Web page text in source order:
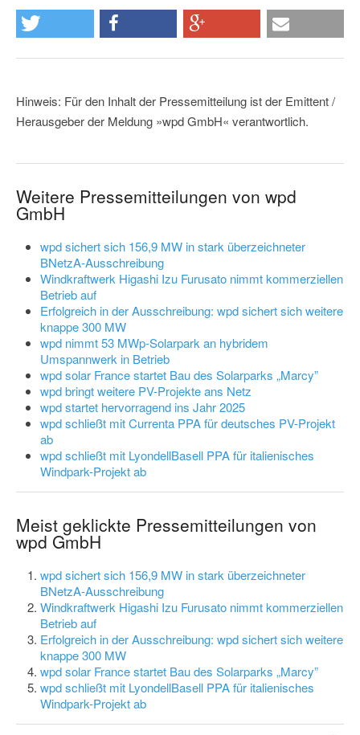
Hinweis: Für den Inhalt der Pressemitteilung ist der Emittent /
Herausgeber der Meldung »wpd GmbH« verantwortlich.
Weitere Pressemitteilungen von wpd
GmbH
wpd sichert sich 156,9 MW in stark überzeichneter
BNetzA-Ausschreibung
Windkraftwerk Higashi Izu Furusato nimmt kommerziellen
Betrieb auf
Erfolgreich in der Ausschreibung: wpd sichert sich weitere
knappe 300 MW
wpd nimmt 53 MWp-Solarpark an hybridem
Umspannwerk in Betrieb
wpd solar France startet Bau des Solarparks „Marcy”
wpd bringt weitere PV-Projekte ans Netz
wpd startet hervorragend ins Jahr 2025
wpd schließt mit Currenta PPA für deutsches PV-Projekt
ab
wpd schließt mit LyondellBasell PPA für italienisches
Windpark-Projekt ab
Meist geklickte Pressemitteilungen von
wpd GmbH
wpd sichert sich 156,9 MW in stark überzeichneter
BNetzA-Ausschreibung
Windkraftwerk Higashi Izu Furusato nimmt kommerziellen
Betrieb auf
Erfolgreich in der Ausschreibung: wpd sichert sich weitere
knappe 300 MW
wpd solar France startet Bau des Solarparks „Marcy”
wpd schließt mit LyondellBasell PPA für italienisches
Windpark-Projekt ab